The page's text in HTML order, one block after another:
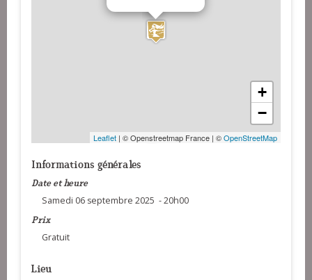
+
−
Leaflet | © Openstreetmap France | ©OpenStreetMap
Informations générales
Date et heure
Samedi 06 septembre 2025 - 20h00
Prix
Gratuit
Lieu